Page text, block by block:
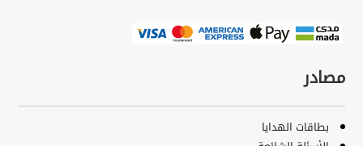
مصادر
بطاقات الهدايا